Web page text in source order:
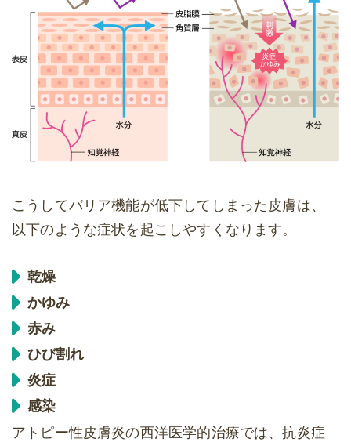
こうしてバリア機能が低下してしまった皮膚は、
以下のような症状を起こしやすくなります。
乾燥
かゆみ
赤み
ひび割れ
炎症
感染
アトピー性皮膚炎の西洋医学的治療では、抗炎症